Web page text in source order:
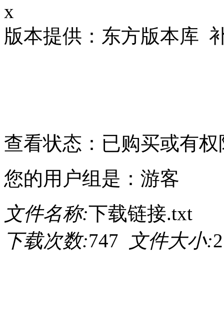
x
版本提供：东方版本库
查看状态：已购买或有权
您的用户组是：游客
文件名称:下载链接.txt
下载次数:747 文件大小: